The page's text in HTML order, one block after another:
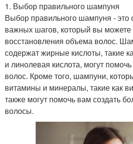
1. Выбор правильного шампуня
Выбор правильного шампуня - это
важных шагов, который вы можете
восстановления объема волос.
содержат жирные кислоты, такие
и линолевая кислота, могут
волос. Кроме того, шампуни,
витамины и минералы, такие как
также могут помочь вам создать
волосы.